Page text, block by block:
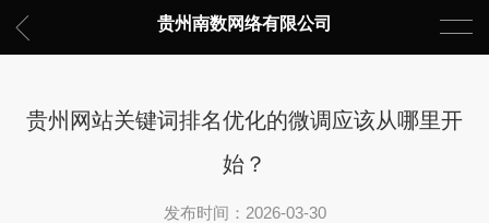
贵州南数网络有限公司
贵州网站关键词排名优化的微调应该从哪里开
始？
发布时间：2026-03-30